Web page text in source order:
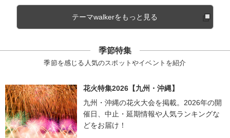
テーマwalkerをもっと見る
季節特集
季節を感じる人気のスポットやイベントを紹介
花火特集2026【九州・沖縄】
九州・沖縄の花火大会を掲載。2026年の開
催日、中止・延期情報や人気ランキングな
どをお届け！